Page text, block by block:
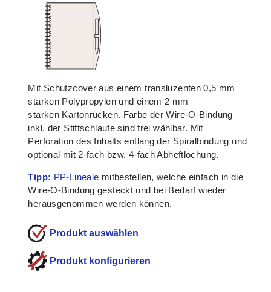
Mit Schutzcover aus einem transluzenten 0,5 mm
starken Polypropylen und einem 2 mm
starken Kartonrücken. Farbe der Wire-O-Bindung
inkl. der Stiftschlaufe sind frei wählbar. Mit
Perforation des Inhalts entlang der Spiralbindung und
optional mit 2-fach bzw. 4-fach Abheftlochung.
Tipp: PP-Lineale mitbestellen, welche einfach in die
Wire-O-Bindung gesteckt und bei Bedarf wieder
herausgenommen werden können.
Produkt konfigurieren